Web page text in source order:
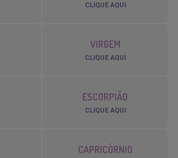
CLIQUE AQUI
VIRGEM
CLIQUE AQUI
ESCORPIÃO
CLIQUE AQUI
CAPRICÓRNIO